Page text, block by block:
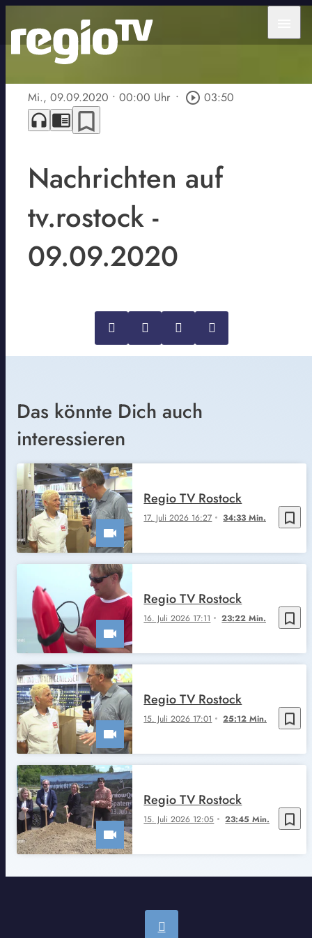
Mi., 09.09.2020 • 00:00 Uhr • play_circle_outline 03:50
headphones chrome_reader_mode bookmark_border
Nachrichten auf
tv.rostock -
09.09.2020
Das könnte Dich auch
interessieren
bookmark_border
17. Juli 2026 16:27 34:33 Min.
Regio TV Rostock
bookmark_border
16. Juli 2026 17:11 23:22 Min.
Regio TV Rostock
bookmark_border
15. Juli 2026 17:01 25:12 Min.
Regio TV Rostock
bookmark_border
15. Juli 2026 12:05 23:45 Min.
Regio TV Rostock